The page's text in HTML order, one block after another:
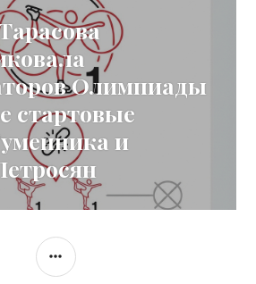
Олимпиады
стартовые
и
SIDEBAR